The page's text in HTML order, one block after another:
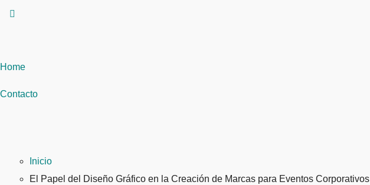
Home
Contacto
Inicio
El Papel del Diseño Gráfico en la Creación de Marcas para Eventos Corporativos